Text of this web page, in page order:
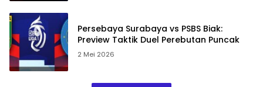
Persebaya Surabaya vs PSBS Biak:
Preview Taktik Duel Perebutan Puncak
2 Mei 2026